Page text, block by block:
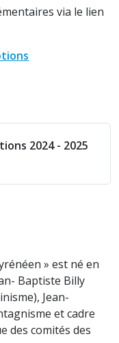
via le lien
2024 - 2025
» est né en
Baptiste Billy
Jean-
et cadre
des comités des